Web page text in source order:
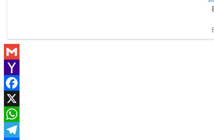
Gmail
Yahoo
Mail
Facebook
X
WhatsApp